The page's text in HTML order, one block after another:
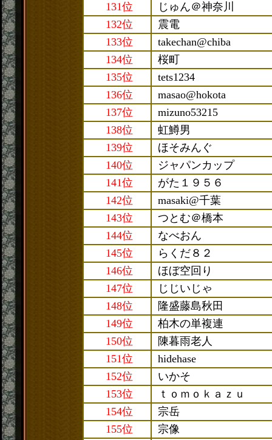
131位
じゅん＠神奈川
132位
震電
133位
takechan@chiba
134位
桜町
135位
tets1234
136位
masao@hokota
137位
mizuno53215
138位
虹鱒男
139位
ほそみんぐ
140位
ジャパンカップ
141位
がた１９５６
142位
masaki@千葉
143位
つとむ＠橋本
144位
なべおん
145位
らくだ８２
146位
ほぼ空回り
147位
じじいじゃ
148位
隆盛藤島秋田
149位
柏木の単複連
150位
陳暮雨老人
151位
hidehase
152位
いかそ
153位
ｔｏｍｏｋａｚｕ
154位
宗岳
155位
宗像